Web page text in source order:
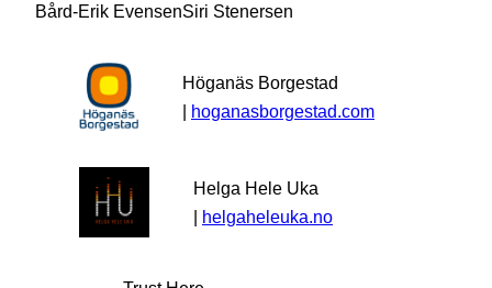
Bård-Erik EvensenSiri Stenersen
Höganäs Borgestad
| hoganasborgestad.com
Helga Hele Uka
| helgaheleuka.no